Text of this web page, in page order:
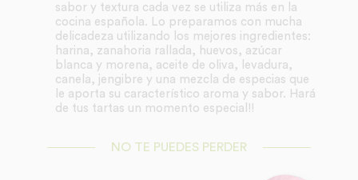
sabor y textura cada vez se utiliza más en la
cocina española. Lo preparamos con mucha
delicadeza utilizando los mejores ingredientes:
harina, zanahoria rallada, huevos, azúcar
blanca y morena, aceite de oliva, levadura,
canela, jengibre y una mezcla de especias que
le aporta su característico aroma y sabor. Hará
de tus tartas un momento especial!!
NO TE PUEDES PERDER